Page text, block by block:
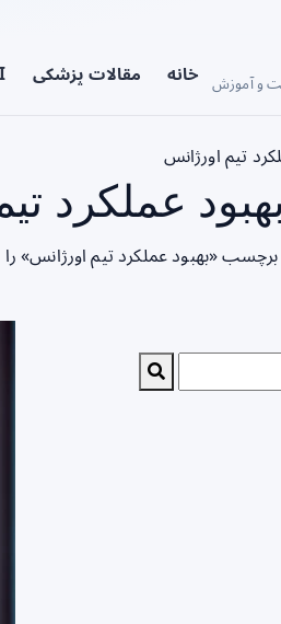
و آموزش خانه مقالات پزشکی
تیم اورژانس
عملکرد
برچسب «بهبود عملکرد تیم اورژانس»